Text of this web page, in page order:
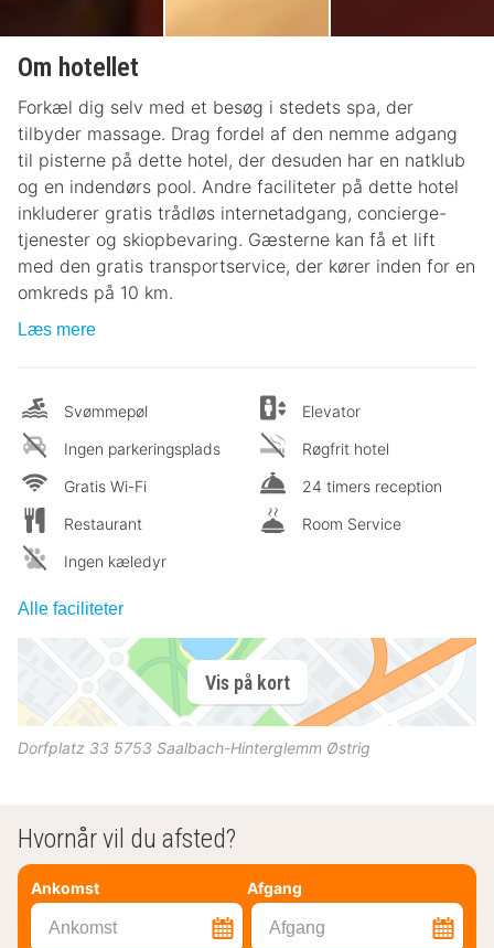
Om hotellet
Forkæl dig selv med et besøg i stedets spa, der
tilbyder massage. Drag fordel af den nemme adgang
til pisterne på dette hotel, der desuden har en natklub
og en indendørs pool. Andre faciliteter på dette hotel
inkluderer gratis trådløs internetadgang, concierge-
tjenester og skiopbevaring. Gæsterne kan få et lift
med den gratis transportservice, der kører inden for en
omkreds på 10 km.
Læs mere
Svømmepøl
Ingen parkeringsplads
Gratis Wi-Fi
Restaurant
Ingen kæledyr
Elevator
Røgfrit hotel
24 timers reception
Room Service
Alle faciliteter
Vis på kort
Dorfplatz 33 5753 Saalbach-Hinterglemm Østrig
Hvornår vil du afsted?
Ankomst Afgang
Ankomst Afgang